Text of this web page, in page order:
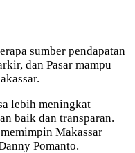
sumber pendapatan
dan Pasar mampu
lebih meningkat
baik dan transparan.
Makassar
Pomanto.